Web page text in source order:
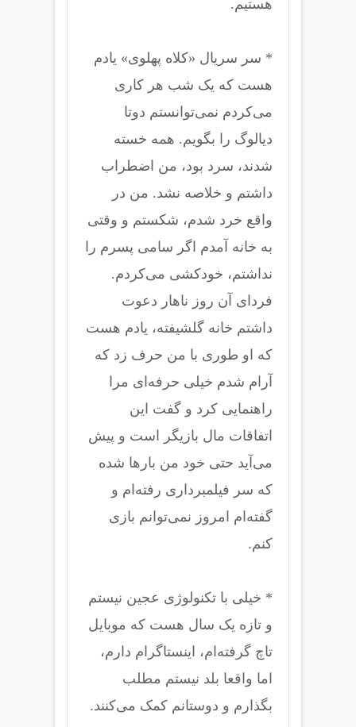
هستیم.
* سر سریال «کلاه پهلوی» یادم
هست که یک شب هر کاری
می‌کردم نمی‌توانستم دوتا
دیالوگ را بگویم. همه خسته
شدند، سرد بود، من اضطراب
داشتم و خلاصه نشد. من در
واقع خرد شدم، شکستم و وقتی
به خانه آمدم اگر سامی پسرم را
نداشتم، خودکشی می‌کردم.
فردای آن روز ناهار دعوت
داشتم خانه گلشیفته، یادم هست
که او طوری با من حرف زد که
آرام شدم خیلی حرفه‌ای مرا
راهنمایی کرد و گفت این
اتفاقات مال بازیگر است و پیش
می‌آید حتی خود من بارها شده
که سر فیلمبرداری رفته‌ام و
گفته‌ام امروز نمی‌توانم بازی
کنم.
* خیلی با تکنولوژی عجین نیستم
و تازه یک سال هست که موبایل
تاچ گرفته‌ام، اینستاگرام دارم،
اما واقعا بلد نیستم مطلب
بگذارم و دوستانم کمک می‌کنند.